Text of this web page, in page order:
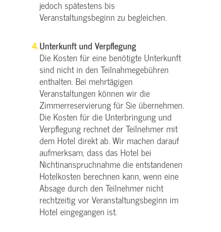
jedoch spätestens bis
Veranstaltungsbeginn zu begleichen.
Unterkunft und Verpflegung
Die Kosten für eine benötigte Unterkunft
sind nicht in den Teilnahmegebühren
enthalten. Bei mehrtägigen
Veranstaltungen können wir die
Zimmerreservierung für Sie übernehmen.
Die Kosten für die Unterbringung und
Verpflegung rechnet der Teilnehmer mit
dem Hotel direkt ab. Wir machen darauf
aufmerksam, dass das Hotel bei
Nichtinanspruchnahme die entstandenen
Hotelkosten berechnen kann, wenn eine
Absage durch den Teilnehmer nicht
rechtzeitig vor Veranstaltungsbeginn im
Hotel eingegangen ist.